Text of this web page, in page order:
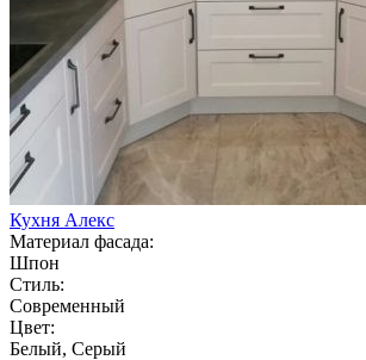
Кухня Алекс
Материал фасада:
Шпон
Стиль:
Современный
Цвет:
Белый, Серый